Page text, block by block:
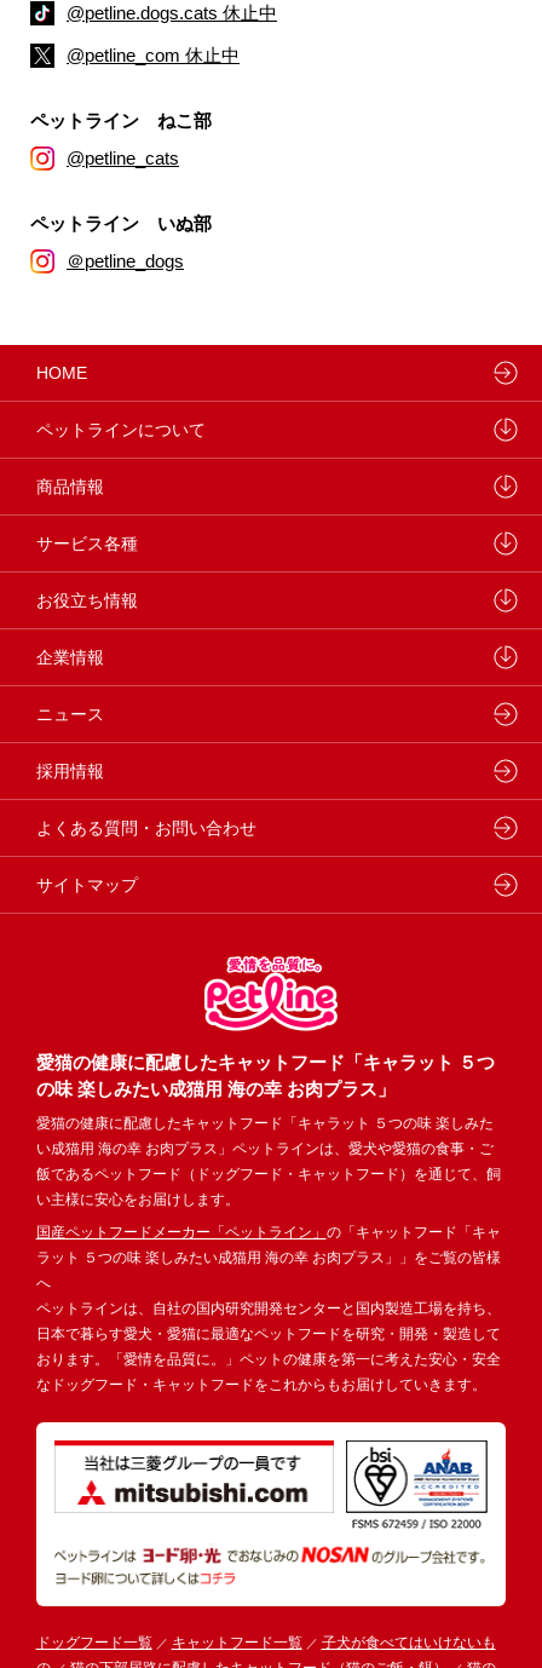
愛猫の健康に配慮したキャットフード「キャラット ５つ
の味 楽しみたい成猫用 海の幸 お肉プラス」
愛猫の健康に配慮したキャットフード「キャラット ５つの味 楽しみた
い成猫用 海の幸 お肉プラス」ペットラインは、愛犬や愛猫の食事・ご
飯であるペットフード（ドッグフード・キャットフード）を通じて、飼
い主様に安心をお届けします。
国産ペットフードメーカー「ペットライン」 の「キャットフード「キャ
ラット ５つの味 楽しみたい成猫用 海の幸 お肉プラス」」をご覧の皆様
へ
ペットラインは、自社の国内研究開発センターと国内製造工場を持ち、
日本で暮らす愛犬・愛猫に最適なペットフードを研究・開発・製造して
おります。「愛情を品質に。」ペットの健康を第一に考えた安心・安全
なドッグフード・キャットフードをこれからもお届けしていきます。
ドッグフード一覧 キャットフード一覧
子犬が食べてはいけないも
@petline.dogs.cats 休止中
@petline_com 休止中
ペットライン ねこ部
@petline_cats
ペットライン いぬ部
＠petline_dogs
HOME
ペットラインについて
ペットラインが大切にしていること
研究開発センターについて
学会・論文発表
製品・品質管理
商品情報
ドッグフード
キャットフード
小動物
動物病院専用フード
フードコンシェル
サービス各種
ウェルネスナビ
しあわせマルシェ
どうぶつ病院宅配便
お役立ち情報
ペットライン 犬ノート
ペットライン 猫ノート
狂犬病予防
企業情報
会社概要・事業所
代表メッセージ
企業理念・ビジョン
ニュース
採用情報
よくある質問・お問い合わせ
サイトマップ